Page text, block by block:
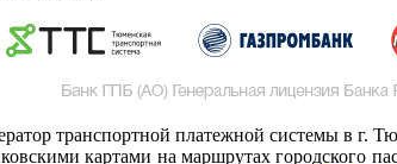
транспортной платежной системы в г.
картами на маршрутах городского